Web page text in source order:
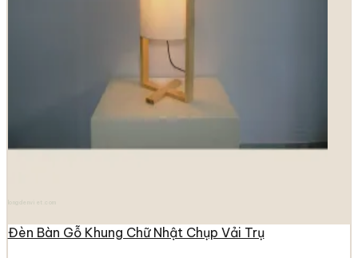
Đèn Bàn Gỗ Khung Chữ Nhật Chụp Vải Trụ